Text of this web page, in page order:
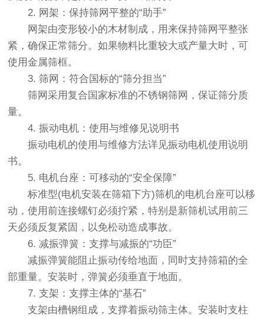
2. 网架：保持筛网平整的“助手”
网架由变形较小的木材制成，用来保持筛网平整张
紧，确保正常筛分。如果物料比重较大或产量大时，可
使用金属筛框。
3. 筛网：符合国标的“筛分担当”
筛网采用复合国家标准的不锈钢筛网，保证筛分质
量。
4. 振动电机：使用与维修见说明书
振动电机的使用与维修方法详见振动电机使用说明
书。
5. 电机台座：可移动的“安全保障”
标准型(电机安装在筛箱下方)筛机的电机台座可以移
动，使用前连接螺钉必须拧紧，特别是新筛机试用前三
天必须反复紧固，以免松动造成事故。
6. 减振弹簧：支撑与减振的“功臣”
减振弹簧能阻止振动传给地面，同时支持筛箱的全
部重量。安装时，弹簧必须垂直于地面。
7. 支架：支撑主体的“基石”
支架由槽钢组成，支撑着振动筛主体。安装时支柱